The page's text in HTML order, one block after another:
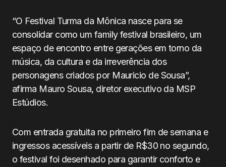
“O Festival Turma da Mônica nasce para se
consolidar como um family festival brasileiro, um
espaço de encontro entre gerações em torno da
música, da cultura e da irreverência dos
personagens criados por Mauricio de Sousa”,
afirma Mauro Sousa, diretor executivo da MSP
Estúdios.
Com entrada gratuita no primeiro fim de semana e
ingressos acessíveis a partir de R$30 no segundo,
o festival foi desenhado para garantir conforto e